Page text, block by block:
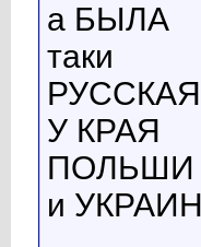
а БЫЛА
таки
У КРАЯ
ПОЛЬШИ
и